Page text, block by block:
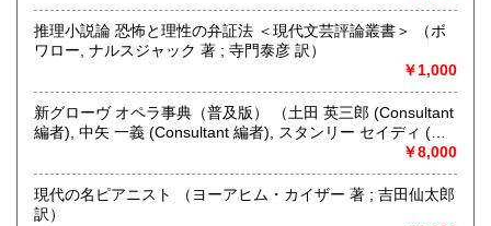
営業時間：店舗休業中
定休日：-
岡山県内・広島県東部地方出張します。品の内容をまたは
FAXでご連絡ください。百科辞典,文学全集、美術全集、古い
文庫は買い取りできません。
取り扱い分野
推理小説論 恐怖と理性の弁証法 ＜現代文芸評論叢書＞ （ボ
ワロー, ナルスジャック 著 ; 寺門泰彦 訳）
￥1,000
新グローヴ オペラ事典（普及版） （土田 英三郎 (Consultant
編者), 中矢 一義 (Consultant 編者), スタンリー セイディ (編
￥8,000
現代の名ピアニスト （ヨーアヒム・カイザー 著 ; 吉田仙太郎
訳）